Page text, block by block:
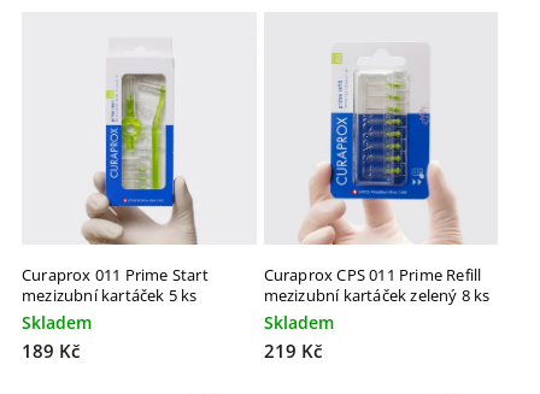
Curaprox 011 Prime Start
mezizubní kartáček 5 ks
Skladem
189 Kč
Curaprox CPS 011 Prime Refill
mezizubní kartáček zelený 8 ks
Skladem
219 Kč